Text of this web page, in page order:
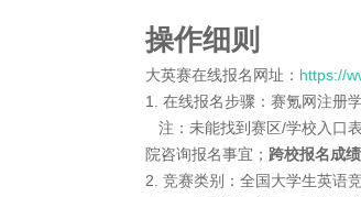
操作细则
大英赛在线报名网址： https://
1. 在线报名步骤：赛氪网注
注：未能找到赛区/学校入口
院咨询报名事宜； 跨校报名成
2. 竞赛类别：全国大学生英语